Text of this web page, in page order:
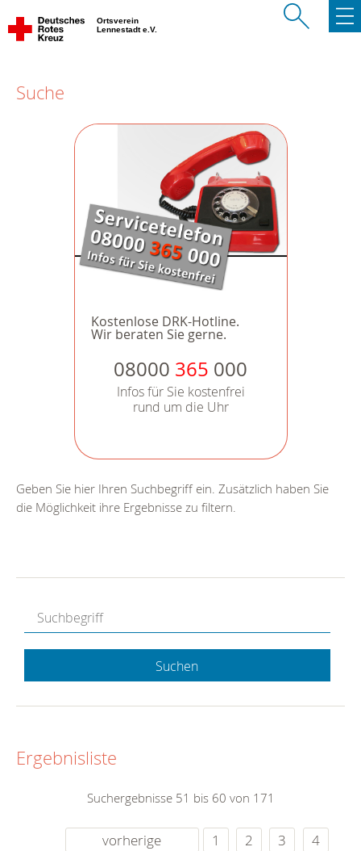
Ortsverein
Lennestadt e.V.
Suche
Kostenlose DRK-Hotline.
Wir beraten Sie gerne.
08000 365 000
Infos für Sie kostenfrei
rund um die Uhr
Geben Sie hier Ihren Suchbegriff ein. Zusätzlich haben Sie
die Möglichkeit ihre Ergebnisse zu filtern.
Suchen
Ergebnisliste
Suchergebnisse 51 bis 60 von 171
vorherige 1 2 3
4